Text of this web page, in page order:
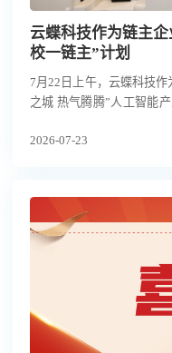
云蝶科技作为链主
校一链主”计划
7月22日上午，云蝶科技
之城 热气腾腾”人工智能
承办，海珠区、天河区协
2026-07-23